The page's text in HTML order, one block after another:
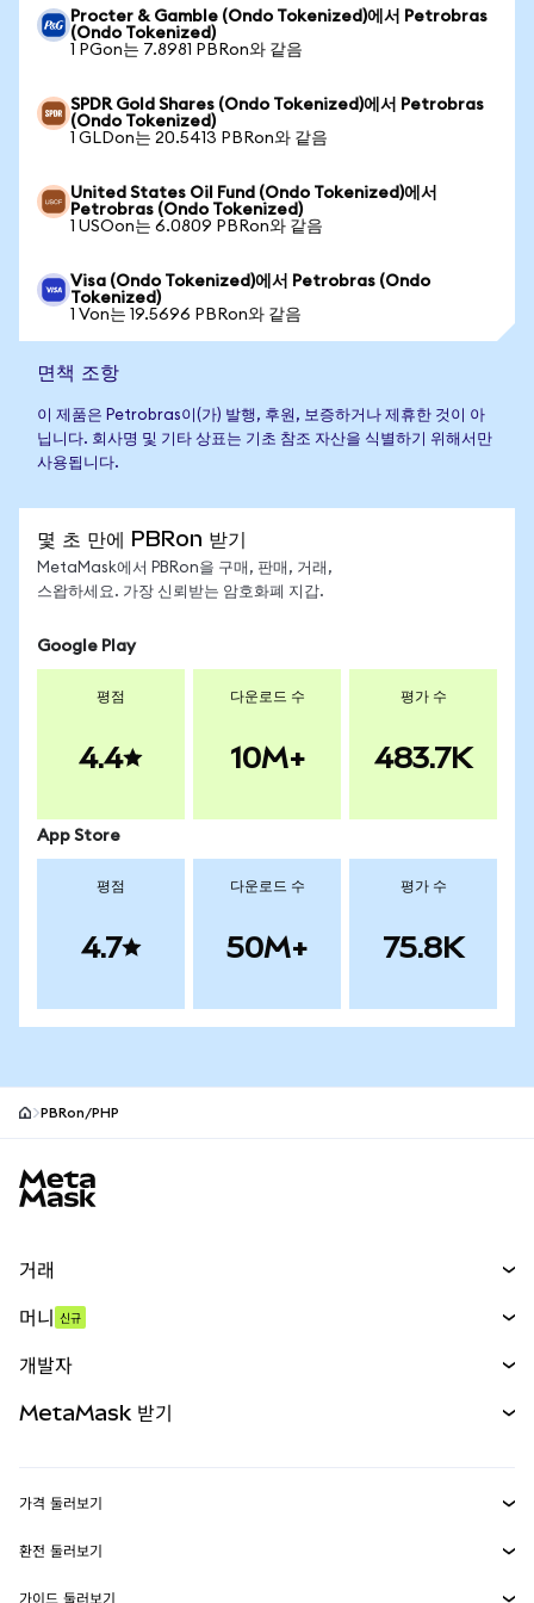
Procter & Gamble (Ondo Tokenized)에서 Petrobras
(Ondo Tokenized)
1 PGon는 7.8981 PBRon와 같음
SPDR Gold Shares (Ondo Tokenized)에서 Petrobras
(Ondo Tokenized)
1 GLDon는 20.5413 PBRon와 같음
United States Oil Fund (Ondo Tokenized)에서
Petrobras (Ondo Tokenized)
1 USOon는 6.0809 PBRon와 같음
Visa (Ondo Tokenized)에서 Petrobras (Ondo
Tokenized)
1 Von는 19.5696 PBRon와 같음
면책 조항
이 제품은 Petrobras이(가) 발행, 후원, 보증하거나 제휴한 것이 아
닙니다. 회사명 및 기타 상표는 기초 참조 자산을 식별하기 위해서만
사용됩니다.
몇 초 만에 PBRon 받기
MetaMask에서 PBRon을 구매, 판매, 거래,
스왑하세요. 가장 신뢰받는 암호화폐 지갑.
Google Play
평점
4.4
다운로드 수
10M+
평가 수
483.7K
App Store
평점
4.7
다운로드 수
50M+
평가 수
75.8K
PBRon/PHP
거래
무기한 선물
실물자산
머니 신규
개발자
MetaMask Connect
MetaMask 받기
가격 둘러보기
이더리움 가격
솔라나 가격
환전 둘러보기
가이드 둘러보기